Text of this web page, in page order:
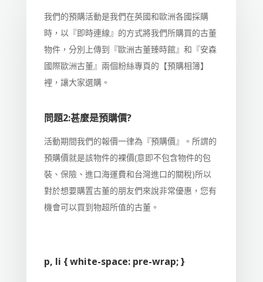
我們的預購活動是我們在英國和歐洲各國採購
時，以『即時連線』的方式將我們所購買的古董
物件，分別上傳到『歐洲古董臻時館』和『安森
國際歐洲古董』兩個粉絲專頁的【預購相簿】
裡，讓大家選購。
問題2:甚麼是預購價?
活動期間我們的報價一律為『預購價』。所謂的
預購價就是該物件的裸價(意即不包含物件的包
裝、保險、進口海運費和台灣進口的關稅)所以
對於想要購置古董的朋友們來說非常優惠，您有
機會可以買到物超所值的古董。
p, li { white-space: pre-wrap; }